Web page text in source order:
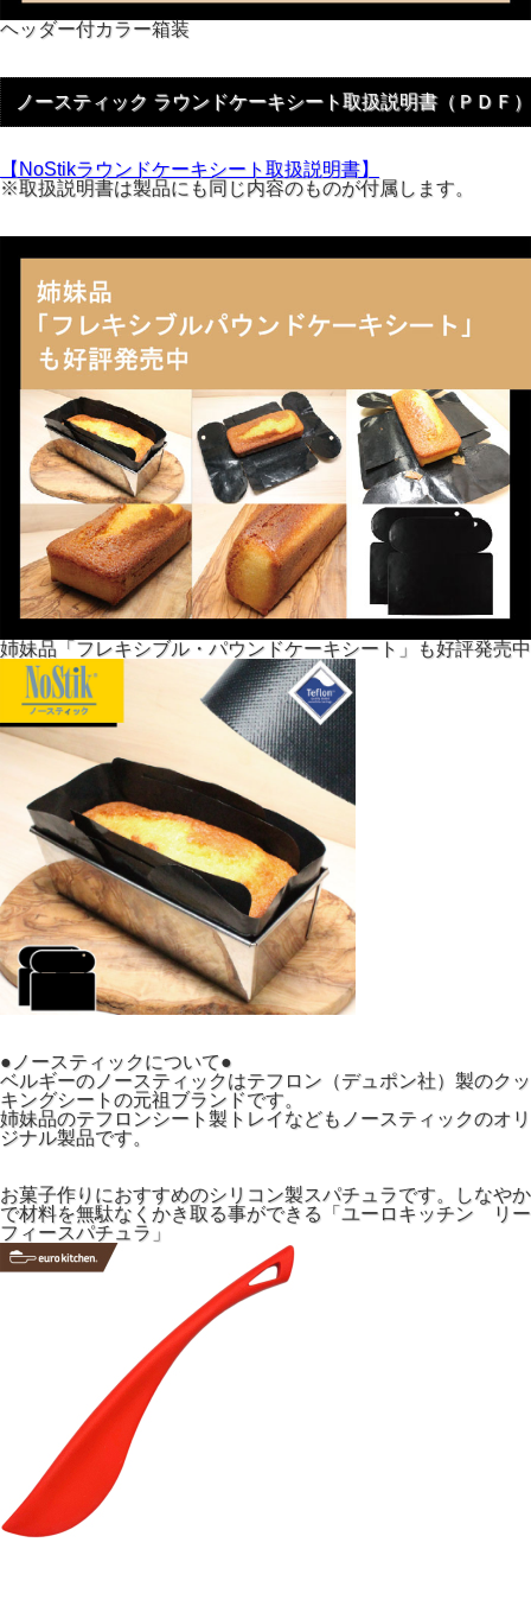
ヘッダー付カラー箱装
ノースティック ラウンドケーキシート取扱説明書（ＰＤＦ）
【NoStikラウンドケーキシート取扱説明書】
※取扱説明書は製品にも同じ内容のものが付属します。
姉妹品「フレキシブル・パウンドケーキシート」も好評発売中
●ノースティックについて●
ベルギーのノースティックはテフロン（デュポン社）製のクッ
キングシートの元祖ブランドです。
姉妹品のテフロンシート製トレイなどもノースティックのオリ
ジナル製品です。
お菓子作りにおすすめのシリコン製スパチュラです。しなやか
で材料を無駄なくかき取る事ができる「ユーロキッチン リー
フィースパチュラ」